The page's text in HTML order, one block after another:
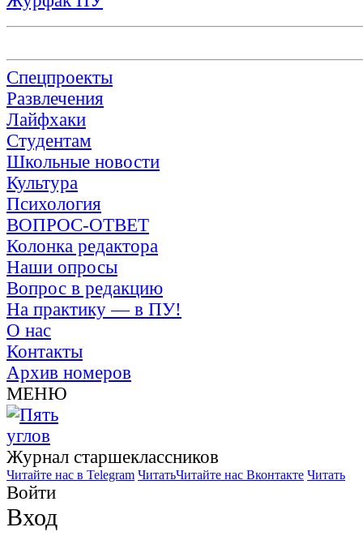
Спецпроекты
Развлечения
Лайфхаки
Студентам
Школьные новости
Культура
Психология
ВОПРОС-ОТВЕТ
Колонка редактора
Наши опросы
Вопрос в редакцию
На практику — в ПУ!
О нас
Контакты
Архив номеров
МЕНЮ
Журнал старшекласcников
Читайте нас в Telegram ЧитатьЧитайте нас Вконтакте Читать
Войти
Вход